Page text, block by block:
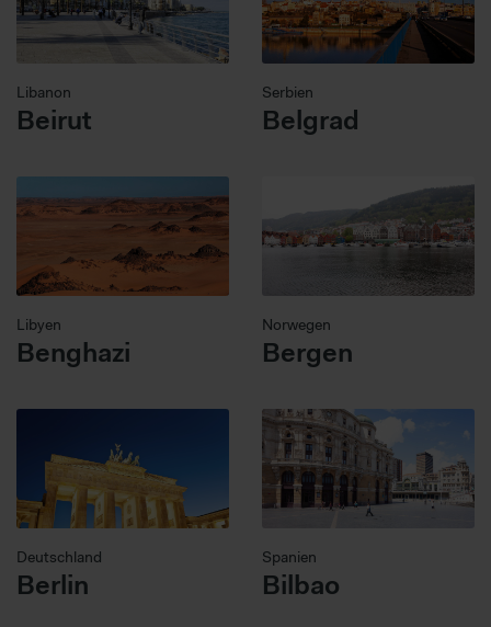
Libanon
Beirut
Serbien
Belgrad
Libyen
Benghazi
Norwegen
Bergen
Deutschland
Berlin
Spanien
Bilbao